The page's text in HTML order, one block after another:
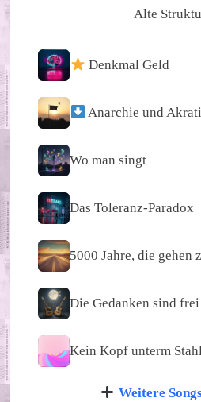
Alte
Denkmal Geld
Anarchie und
Wo man singt
Das Toleranz-Paradox
5000 Jahre, die gehen
Die Gedanken sind frei
Kein Kopf unterm
Weitere